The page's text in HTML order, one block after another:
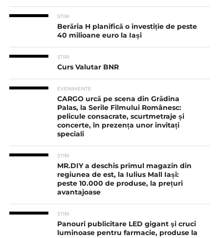
STIRI
Berăria H planifică o investiție de peste
40 milioane euro la Iași
STIRI
Curs Valutar BNR
EVENIMENTE
CARGO urcă pe scena din Grădina
Palas, la Serile Filmului Românesc:
pelicule consacrate, scurtmetraje și
concerte, în prezența unor invitați
speciali
STIRI
MR.DIY a deschis primul magazin din
regiunea de est, la Iulius Mall Iași:
peste 10.000 de produse, la prețuri
avantajoase
STIRI
Panouri publicitare LED gigant şi cruci
luminoase pentru farmacie, produse la